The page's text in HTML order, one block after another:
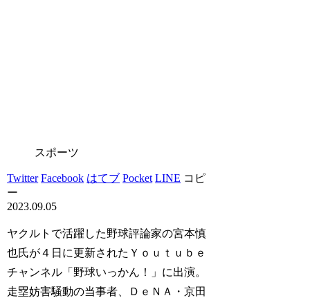
スポーツ
Twitter Facebook はてブ Pocket LINE コピ
ー
2023.09.05
ヤクルトで活躍した野球評論家の宮本慎
也氏が４日に更新されたＹｏｕｔｕｂｅ
チャンネル「野球いっかん！」に出演。
走塁妨害騒動の当事者、ＤｅＮＡ・京田